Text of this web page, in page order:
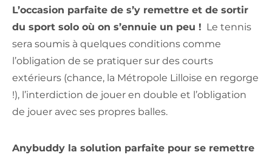
L’occasion parfaite de s’y remettre et de sortir
du sport solo où on s’ennuie un peu ! Le tennis
sera soumis à quelques conditions comme
l’obligation de se pratiquer sur des courts
extérieurs (chance, la Métropole Lilloise en regorge
!), l’interdiction de jouer en double et l’obligation
de jouer avec ses propres balles.
Anybuddy la solution parfaite pour se remettre